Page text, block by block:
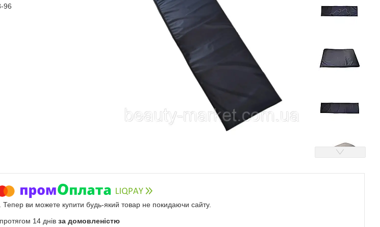
96
Тепер ви можете купити будь-який товар не покидаючи сайту.
14 днів за домовленістю